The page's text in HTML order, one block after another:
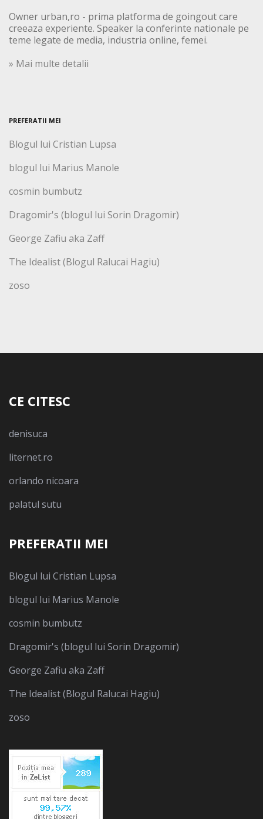
Owner urban,ro - prima platforma de goingout care
creeaza experiente. Speaker la conferinte nationale pe
teme legate de media, industria online, femei.
» Mai multe detalii
PREFERATII MEI
Blogul lui Cristian Lupsa
blogul lui Marius Manole
cosmin bumbutz
Dragomir's (blogul lui Sorin Dragomir)
George Zafiu aka Zaff
The Idealist (Blogul Ralucai Hagiu)
zoso
CE CITESC
denisuca
liternet.ro
orlando nicoara
palatul sutu
PREFERATII MEI
Blogul lui Cristian Lupsa
blogul lui Marius Manole
cosmin bumbutz
Dragomir's (blogul lui Sorin Dragomir)
George Zafiu aka Zaff
The Idealist (Blogul Ralucai Hagiu)
zoso